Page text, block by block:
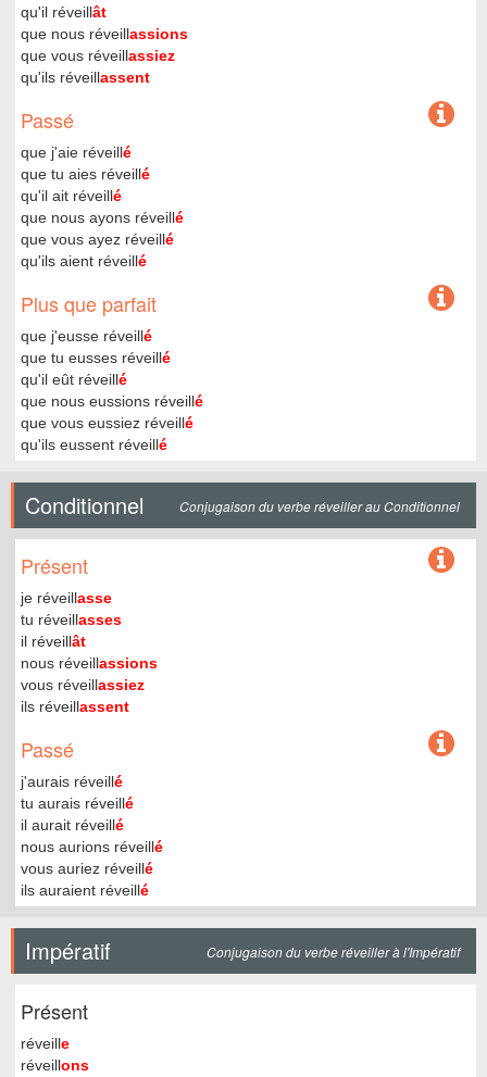
qu'il réveillât
que nous réveillassions
que vous réveillassiez
qu'ils réveillassent
Passé
que j'aie réveillé
que tu aies réveillé
qu'il ait réveillé
que nous ayons réveillé
que vous ayez réveillé
qu'ils aient réveillé
Plus que parfait
que j'eusse réveillé
que tu eusses réveillé
qu'il eût réveillé
que nous eussions réveillé
que vous eussiez réveillé
qu'ils eussent réveillé
Conditionnel Conjugaison du verbe réveiller au Conditionnel
Présent
je réveillasse
tu réveillasses
il réveillât
nous réveillassions
vous réveillassiez
ils réveillassent
Passé
j'aurais réveillé
tu aurais réveillé
il aurait réveillé
nous aurions réveillé
vous auriez réveillé
ils auraient réveillé
Impératif Conjugaison du verbe réveiller à l'Impératif
Présent
réveille
réveillons